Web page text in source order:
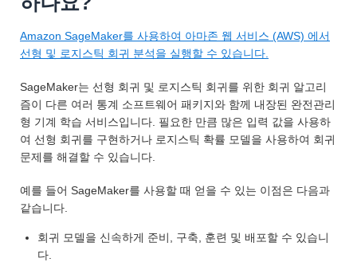
Amazon SageMaker를 사용하여 아마존 웹 서비스 (AWS) 에서
선형 및 로지스틱 회귀 분석을 실행할 수 있습니다.
SageMaker는 선형 회귀 및 로지스틱 회귀를 위한 회귀 알고리
즘이 다른 여러 통계 소프트웨어 패키지와 함께 내장된 완전관리
형 기계 학습 서비스입니다. 필요한 만큼 많은 입력 값을 사용하
여 선형 회귀를 구현하거나 로지스틱 확률 모델을 사용하여 회귀
문제를 해결할 수 있습니다.
예를 들어 SageMaker를 사용할 때 얻을 수 있는 이점은 다음과
같습니다.
회귀 모델을 신속하게 준비, 구축, 훈련 및 배포할 수 있습니
다.